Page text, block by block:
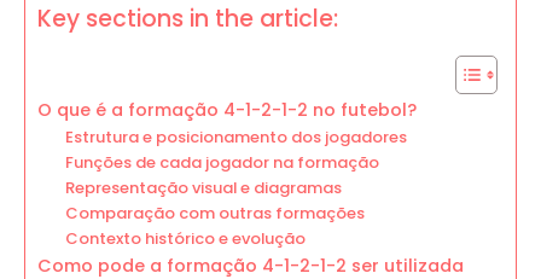
Key sections in the article:
O que é a formação 4-1-2-1-2 no futebol?
Estrutura e posicionamento dos jogadores
Funções de cada jogador na formação
Representação visual e diagramas
Comparação com outras formações
Contexto histórico e evolução
Como pode a formação 4-1-2-1-2 ser utilizada